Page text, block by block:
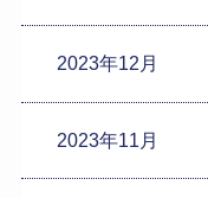
2023年12月
2023年11月